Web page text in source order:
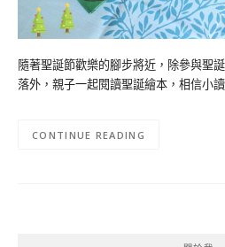
隨著聖誕節歡樂的腳步將近，除參與聖
落外，親子一起閱讀聖誕繪本，相信小
CONTINUE READING